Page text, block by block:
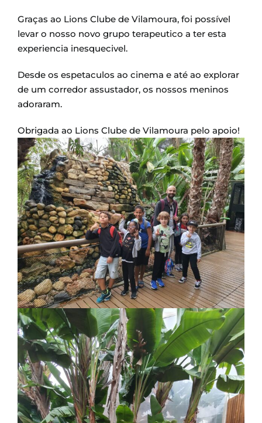
Graças ao Lions Clube de Vilamoura, foi possível
levar o nosso novo grupo terapeutico a ter esta
experiencia inesquecivel.
Desde os espetaculos ao cinema e até ao explorar
de um corredor assustador, os nossos meninos
adoraram.
Obrigada ao Lions Clube de Vilamoura pelo apoio!